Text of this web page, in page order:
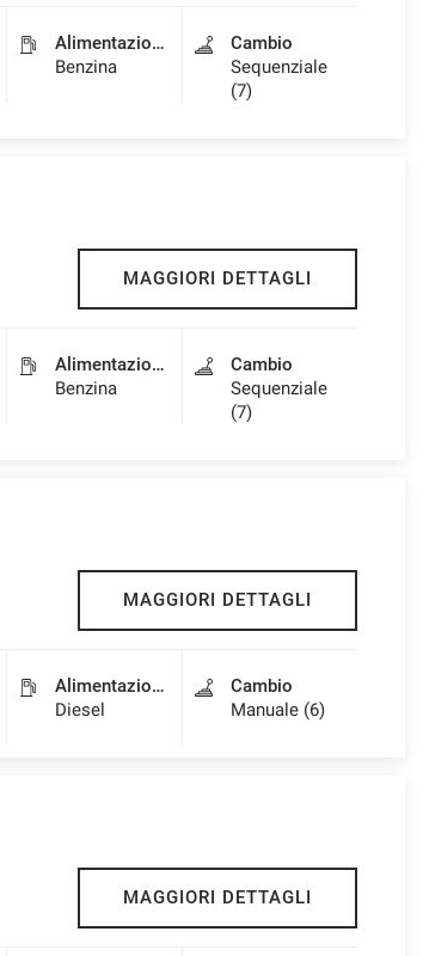
Alimentazione
Benzina
Cambio
Sequenziale
(7)
MAGGIORI DETTAGLI
Alimentazione
Benzina
Cambio
Sequenziale
(7)
MAGGIORI DETTAGLI
Alimentazione
Diesel
Cambio
Manuale (6)
MAGGIORI DETTAGLI